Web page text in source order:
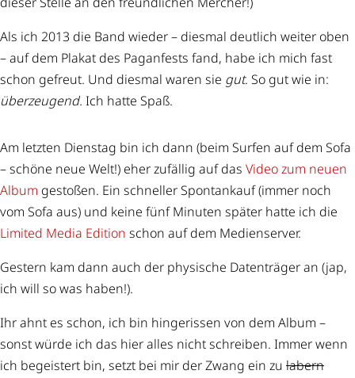
Als ich 2013 die Band wieder – diesmal deutlich weiter oben
– auf dem Plakat des Paganfests fand, habe ich mich fast
schon gefreut. Und diesmal waren sie gut. So gut wie in:
überzeugend. Ich hatte Spaß.
Am letzten Dienstag bin ich dann (beim Surfen auf dem Sofa
– schöne neue Welt!) eher zufällig auf das Video zum neuen
Album gestoßen. Ein schneller Spontankauf (immer noch
vom Sofa aus) und keine fünf Minuten später hatte ich die
Limited Media Edition schon auf dem Medienserver.
Gestern kam dann auch der physische Datenträger an (jap,
ich will so was haben!).
Ihr ahnt es schon, ich bin hingerissen von dem Album –
sonst würde ich das hier alles nicht schreiben. Immer wenn
ich begeistert bin, setzt bei mir der Zwang ein zu labern